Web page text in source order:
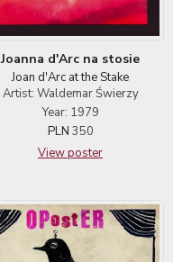
Joanna d'Arc na stosie
Joan d'Arc at the Stake
Artist: Waldemar Świerzy
Year: 1979
PLN 350
View poster